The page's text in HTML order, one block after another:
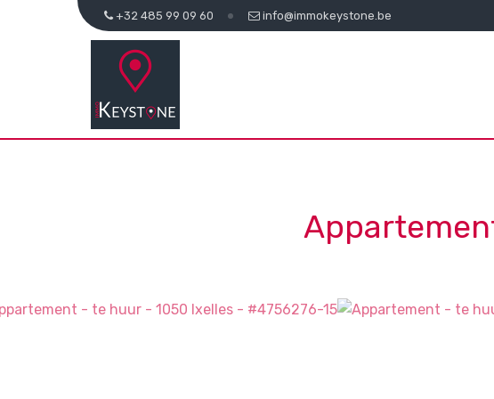
+32 485 99 09 60 info@immokeystone.be